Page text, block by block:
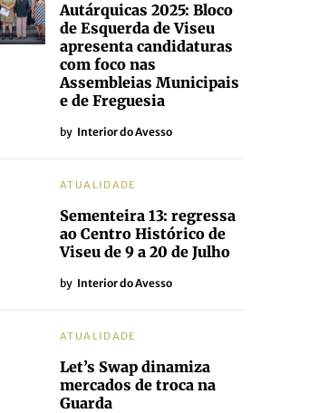
Autárquicas 2025: Bloco
de Esquerda de Viseu
apresenta candidaturas
com foco nas
Assembleias Municipais
e de Freguesia
by Interior do Avesso
ATUALIDADE
Sementeira 13: regressa
ao Centro Histórico de
Viseu de 9 a 20 de Julho
by Interior do Avesso
ATUALIDADE
Let’s Swap dinamiza
mercados de troca na
Guarda